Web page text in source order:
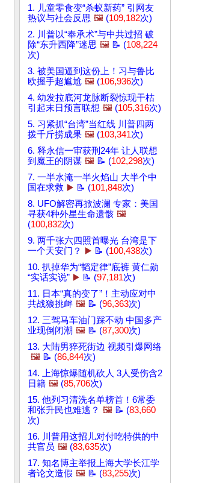
1. 儿童零食变“杀蚁新药” 引网友
热议与社会反思 🖼️ (109,182次)
2. 川普以“奉承术”与中共过招 破
除“东升西降”迷思 🖼️ 📝 (108,224
次)
3. 被美国逼到这份上！习与鲁比
欧握手超尴尬 🖼️ (106,936次)
4. 幼发拉底河龙脉断裂惊现干枯
引起末日预言联想 🖼️ (105,316次)
5. 习紧抓“台湾”当红线 川普四两
拨千斤捞成果 🖼️ (103,341次)
6. 释永信一审获刑24年 让人联想
到魔王的阴谋 🖼️ 📝 (102,298次)
7. 一半水淹一半火焰山 大半个中
国在求救 ▶️ 📝 (101,848次)
8. UFO解密再掀波澜 专家：美国
寻获4种外星生命遗骸 🖼️
(100,832次)
9. 两千张六四照首曝光 台湾是下
一个天安门？
▶️ 📝 (100,438次)
10. 扒掉华为“韬定律”底裤 黄仁勋
“实话实说” ▶️ 📝 (97,181次)
11. 日本“真的变了”！主动应对中
共战狼挑衅 🖼️ 📝 (96,363次)
12. 三驾马车油门踩不动 中国多产
业现倒闭潮 🖼️ 📝 (87,300次)
13. 大陆男猝死街边 视频引爆网络
🖼️ 📝 (86,844次)
14. 上海惊爆随机砍人 3人受伤含2
日籍 🖼️ (85,706次)
15. 他列习清洗名单榜首！6常委
和张升民也难逃？ 🖼️ 📝 (83,660
次)
16. 川普用这招儿对付吃特供的中
共官员 🖼️ (83,635次)
17. 知名博主举报上海大学长江学
者论文造假 🖼️ 📝 (83,255次)